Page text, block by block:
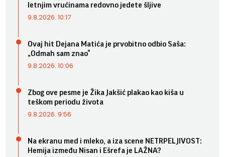
letnjim vrućinama redovno jedete šljive
9.8.2026. 10:17
Ovaj hit Dejana Matića je prvobitno odbio Saša:
„Odmah sam znao“
9.8.2026. 10:06
Zbog ove pesme je Žika Jakšić plakao kao kiša u
teškom periodu života
9.8.2026. 9:56
Na ekranu med i mleko, a iza scene NETRPELJIVOST:
Hemija između Nisan i Ešrefa je LAŽNA?